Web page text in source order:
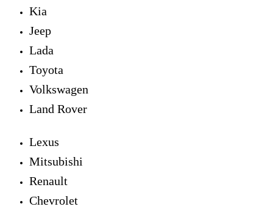
Kia
Jeep
Lada
Toyota
Volkswagen
Land Rover
Lexus
Mitsubishi
Renault
Chevrolet